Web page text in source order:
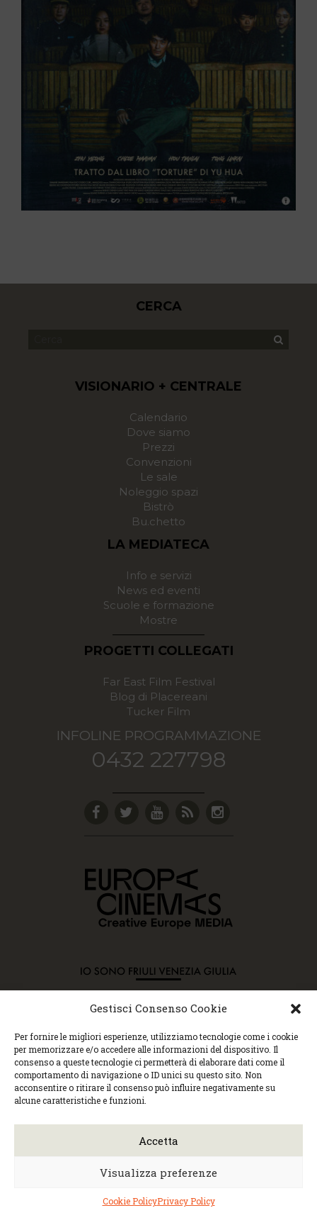
Gestisci Consenso Cookie
Per fornire le migliori esperienze, utilizziamo tecnologie come i cookie
per memorizzare e/o accedere alle informazioni del dispositivo. Il
consenso a queste tecnologie ci permetterà di elaborare dati come il
comportamento di navigazione o ID unici su questo sito. Non
acconsentire o ritirare il consenso può influire negativamente su
alcune caratteristiche e funzioni.
Accetta
Visualizza preferenze
Cookie PolicyPrivacy Policy
CERCA
VISIONARIO + CENTRALE
Calendario
Dove siamo
Prezzi
Convenzioni
Le sale
Noleggio spazi
Bistrò
Bu.chetto
LA MEDIATECA
Info e servizi
News ed eventi
Scuole e formazione
Mostre
PROGETTI COLLEGATI
Far East Film Festival
Blog di Placereani
Tucker Film
INFOLINE PROGRAMMAZIONE
0432 227798
Copyright © 2015 Cec, Tutti i diritti riservati. Nessun
contenuto può essere copiato o manipolato. Accedendo al
sito approvi la Policy sulla privacy e la Policy sui
contenuti.
Centro espressioni cinematografiche, via Villalta, 24 |
33100 Udine | tel. 0432 299545 | P.Iva 01295290306 |
cec@cecudine.org
504240
Trasparenza/Incarichi direttivi|Privacy
policy|
Cookie policy
Web designMonica Faccio| Built by